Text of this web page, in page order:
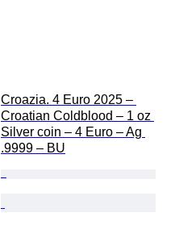
Croazia. 4 Euro 2025 –
Croatian Coldblood – 1 oz
Silver coin – 4 Euro – Ag
.9999 – BU